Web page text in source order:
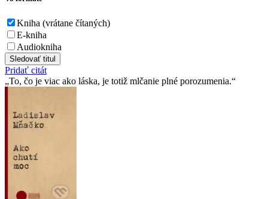
Kniha (vrátane čítaných)
E-kniha
Audiokniha
Sledovať titul
Pridať citát
To, čo je viac ako láska, je totiž mlčanie plné porozumenia.